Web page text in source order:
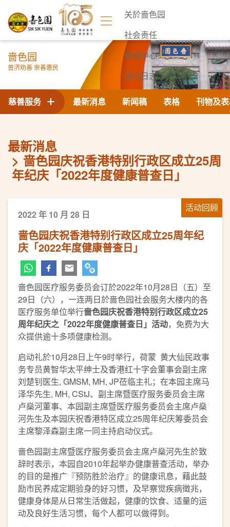
关於啬色园
社会责任
新闻中心
活动日志
联络我们
啬色园
普济劝善 崇善惠民
最新消息 新闻稿 表格 刊物及
慈善服务
最新消息
啬色园庆祝香港特别行政区成立25周
年纪庆「2022年度健康普查日」
活动回顾
2022 年 10 月 28 日
啬色园庆祝香港特别行政区成立25周年纪
庆「2022年度健康普查日」
啬色园医疗服务委员会订於2022年10月28日（五）至
29日（六），一连两日於啬色园社会服务大楼内的各
医疗服务单位举行啬色园庆祝香港特别行政区成立25
周年纪庆之「2022年度健康普查日」活动，免费为大
众提供逾十多项健康检测。
启动礼於10月28日上午9时举行，荷蒙 黄大仙民政事
务专员黄智华太平绅士及香港红十字会董事会副主席
刘楚钊医生, GMSM, MH, JP莅临主礼；在本园主席马
泽华先生, MH, CStJ、副主席暨医疗服务委员会主席
卢燊河董事、本园副主席暨医疗服务委员会主席卢燊
河先生及本园庆祝香港特区成立25周年纪庆筹委员会
主席黎泽森副主席一同主持启动仪式。
啬色园副主席暨医疗服务委员会主席卢燊河先生於致
辞时表示，本园自2010年起举办健康普查活动，举办
的目的是推广『预防胜於治疗』的健康讯息，藉此鼓
励市民养成定期验身的好习惯，及早察觉疾病徵兆，
健康身体是从日常生活做起，健康的饮食、适量的运
动及良好生活习惯，每个人都可以做得到。